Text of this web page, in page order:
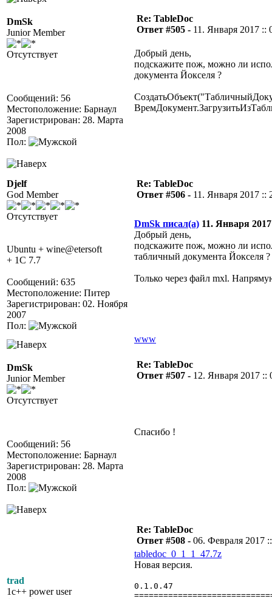
DmSk
Junior Member
Отсутствует
Сообщений: 56
Местоположение: Барнаул
Зарегистрирован: 28. Марта
2008
Пол:
Re: TableDoc
Ответ #505 - 11. Января 2017 ::
Добрый день,
подскажите пож, можно ли
документа Йокселя ?
Djelf
God Member
Отсутствует
Ubuntu + wine@etersoft
+ 1C 7.7
Сообщений: 635
Местоположение: Питер
Зарегистрирован: 02. Ноября
2007
Пол:
Re: TableDoc
Ответ #506 - 11. Января 2017 ::
DmSk писал(а) 11. Января
Добрый день,
подскажите пож, можно ли
табличный документа Йокселя ?
Только через файл mxl.
www
DmSk
Junior Member
Отсутствует
Сообщений: 56
Местоположение: Барнаул
Зарегистрирован: 28. Марта
2008
Пол:
Re: TableDoc
Ответ #507 - 12. Января 2017 ::
Спасибо !
trad
1c++ power user
Re: TableDoc
Ответ #508 - 06. Февраля 2017
tabledoc_0_1_1_47.7z
Новая версия.
0.1.0.47